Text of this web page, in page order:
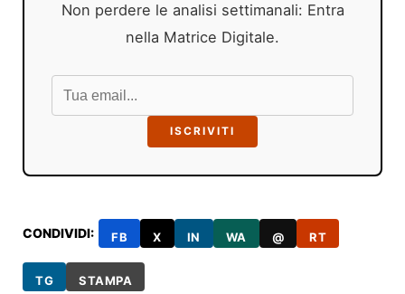
Non perdere le analisi settimanali: Entra
nella Matrice Digitale.
ISCRIVITI
CONDIVIDI: FB X IN WA @ RT
TG STAMPA